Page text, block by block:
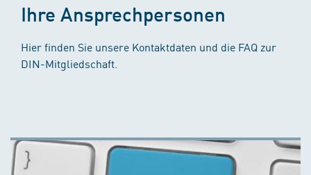
Ihre Ansprechpersonen
Hier finden Sie unsere Kontaktdaten und die FAQ zur
DIN-Mitgliedschaft.